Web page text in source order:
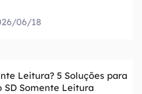
06/18
Leitura? 5 Soluções para
SD Somente Leitura